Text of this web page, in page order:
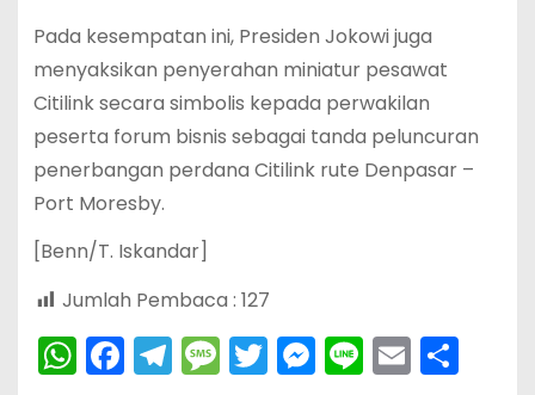
Pada kesempatan ini, Presiden Jokowi juga
menyaksikan penyerahan miniatur pesawat
Citilink secara simbolis kepada perwakilan
peserta forum bisnis sebagai tanda peluncuran
penerbangan perdana Citilink rute Denpasar –
Port Moresby.
[Benn/T. Iskandar]
Jumlah Pembaca : 127
W F T M T M Li E S